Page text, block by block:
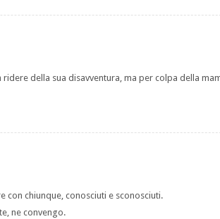
della sua disavventura, ma per colpa della
con chiunque, conosciuti e sconosciuti.
ne convengo.